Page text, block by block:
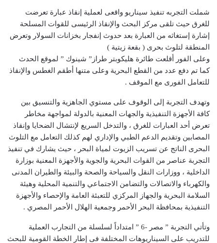
شملت التجربه تنفيذ سيناريو واقعى لعملية إنقاذ عبارة تعرضت
للغرق حيث تلقى مركز البحث والإنقاذ الرئيسى للقوات المسلحة
إشارة إستغاثه من العبارة بعد حدوث إنفجار بخزانات السولار وتعرض
المنطقة لتلوث بحرى ( بقعة زيتية )
وعلى الفور أقلعت طائرة هليكوبتر طراز” شينوك ” لموقع الحدث
كما تم دفع عدد من القطع البحرية وعلى متنها أطقم الغطس والإنقاذ
للتعامل الفورى مع الموقف .
وتهدف التجربة إلى الوقوف على مستوي الجاهزية والتنسيق بين
كافة الأجهزة التنفيذية والجهات المعنية بالدولة لمواجهة مخاطر
تعرض أحد العبارات للغرق ، والتدخل السريع لإنتشال الضحايا وإنقاذ
المصابين وتقديم الدعم الطبي والإداري لهم كذلك التعامل مع التلوث
البحرى الناتج عن تسريب الزيوت لمياة البحر ، حيث يشارك في تنفيذ
التجربة عناصر من القوات البحرية والجوية والأجهزة المعنية بوزارة
الداخلية ، ووزارات النقل والسياحة والصحة والبيئة والطيران المدنى
والكهرباء والاتصالات والتضامن الاجتماعي والتنمية المحلية وهيئة
السلامة البحرية والجهاز المركزي للتعبئة العامة والإحصاء والأجهزة
التنفيذية بمحافظة البحر الأحمر وجمعية الهلال الأحمر المصري .
وتأتي التجربة ” مصر -6 ” امتداداً لسلسلة من التجارب العملية
للتدريب على السيناريوهات المختلفة فى إطار الخطة القومية للبحث